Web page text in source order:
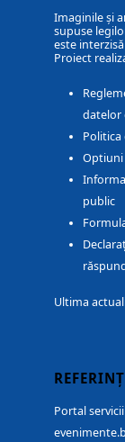
Imaginile și
supuse
este
Proiect
datelor
Optiuni
public
Ultima
Portal